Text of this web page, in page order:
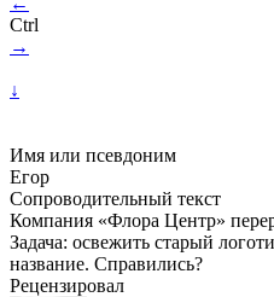
Ctrl
→
↓
Имя или псевдоним
Егор
Сопроводительный текст
Компания «Флора Центр»
Задача: освежить старый
название. Справились?
Рецензировал